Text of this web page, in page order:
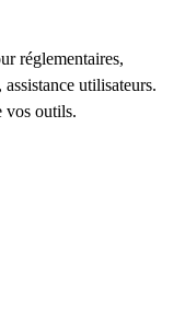
réglementaires,
utilisateurs.
vos outils.